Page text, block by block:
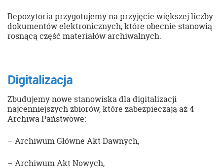
Repozytoria przygotujemy na przyjęcie większej liczby
dokumentów elektronicznych, które obecnie stanowią
rosnącą część materiałów archiwalnych.
Digitalizacja
Zbudujemy nowe stanowiska dla digitalizacji
najcenniejszych zbiorów, które zabezpieczają aż 4
Archiwa Państwowe:
– Archiwum Główne Akt Dawnych,
– Archiwum Akt Nowych,